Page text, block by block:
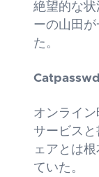
絶望的な
ーの山田
た。
Catpasswd
オンライ
サービス
ェアとは
ていた。